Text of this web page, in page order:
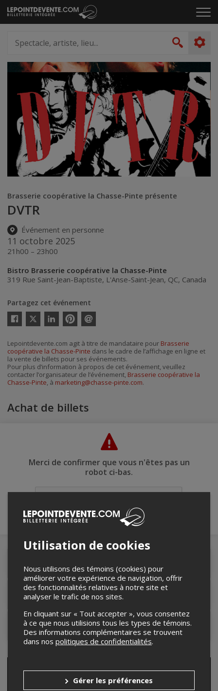
Passer
au
le
artiste,
lieu...
Brasserie coopérative la Chasse-Pinte présente
DVTR
Événement en personne
11 octobre 2025
21h00 – 23h00
Bistro Brasserie coopérative la Chasse-Pinte
319 Rue Saint-Jean-Baptiste, L'Anse-Saint-Jean, QC, Canada
Partagez cet événement
Twitter
courriel
Lepointdevente.com agit à titre de mandataire pour Brasserie
coopérative la Chasse-Pinte dans le cadre de l’affichage en ligne et
la vente de billets pour ses événements.
Pour plus d’information à propos de cet événement, veuillez
contacter l’organisateur de l’événement, Brasserie coopérative la
Chasse-Pinte, à marketing@chasse-pinte.com.
Achat de billets
Merci de confirmer que vous n'êtes pas un
robot ci-bas.
Lieu de l'événement
Contacter l'organisateur
Utilisation de cookies
Nous utilisons des témoins (cookies) pour
améliorer votre expérience de navigation, offrir
des fonctionnalités relatives à notre site et
analyser le trafic de nos sites.
En cliquant sur « Tout accepter », vous consentez
à ce que nous utilisions tous les types de témoins.
Des informations complémentaires se trouvent
dans nos politiques de confidentialités.
Gérer les préférences